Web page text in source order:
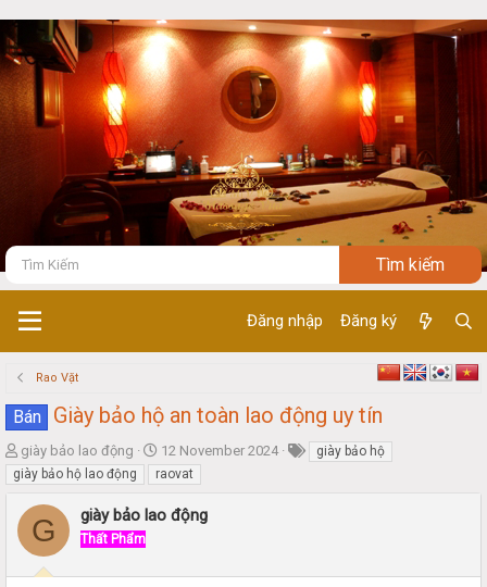
Đăng nhập Đăng ký
Rao Vặt
Bán Giày bảo hộ an toàn lao động uy tín
T
h
r
e
d
giày bảo lao động
S
t
a
r
12 November 2024
giày bảo hộ
giày bảo hộ lao động
raovat
G giày bảo lao động
Thất Phẩm